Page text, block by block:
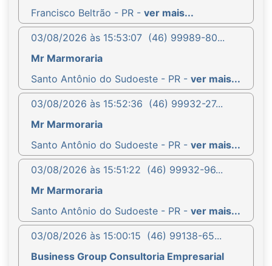
Francisco Beltrão - PR - ver mais...
03/08/2026 às 15:53:07 (46) 99989-80...
Mr Marmoraria
Santo Antônio do Sudoeste - PR - ver mais...
03/08/2026 às 15:52:36 (46) 99932-27...
Mr Marmoraria
Santo Antônio do Sudoeste - PR - ver mais...
03/08/2026 às 15:51:22 (46) 99932-96...
Mr Marmoraria
Santo Antônio do Sudoeste - PR - ver mais...
03/08/2026 às 15:00:15 (46) 99138-65...
Business Group Consultoria Empresarial